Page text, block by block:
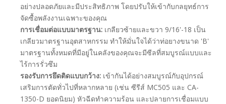
อย่างปลอดภัยและมีประสิทธิภาพ โดยปรับให้เข้ากับกลยุทธ์การ
จัดซื้อพลังงานเฉพาะของคุณ
การเชื่อมต่อแบบมาตรฐาน: เกลียวซ้ายและขวา 9/16'-18 เป็น
เกลียวมาตรฐานอุตสาหกรรม ทำให้มั่นใจได้ว่าท่อยางขนาด 'B'
มาตรฐานทั้งหมดที่มีอยู่ในคลังของคุณจะมีซีลที่สมบูรณ์แบบและ
ไร้การรั่วซึม
รองรับการยึดติดแบบกว้าง: เข้ากันได้อย่างสมบูรณ์กับอุปกรณ์
เสริมการตัดทั่วไปที่หลากหลาย (เช่น ซีรีส์ MC505 และ CA-
1350-D ยอดนิยม) หัวฉีดทำความร้อน และปลายการเชื่อมแบบ